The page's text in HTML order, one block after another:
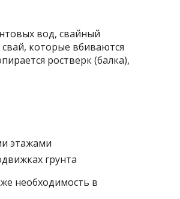
вод, свайный
которые вбиваются
ростверк (балка),
этажами
грунта
необходимость в